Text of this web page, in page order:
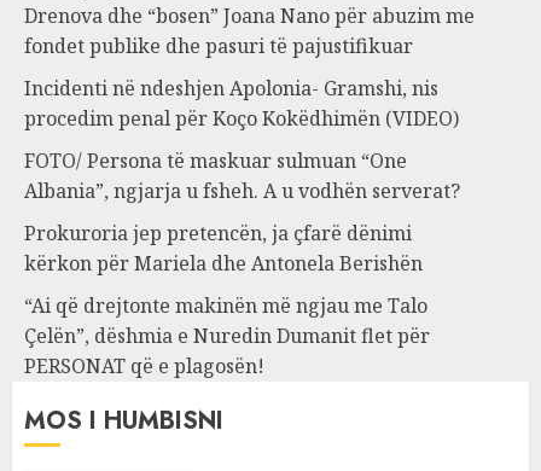
Drenova dhe “bosen” Joana Nano për abuzim me
fondet publike dhe pasuri të pajustifikuar
Incidenti në ndeshjen Apolonia- Gramshi, nis
procedim penal për Koço Kokëdhimën (VIDEO)
FOTO/ Persona të maskuar sulmuan “One
Albania”, ngjarja u fsheh. A u vodhën serverat?
Prokuroria jep pretencën, ja çfarë dënimi
kërkon për Mariela dhe Antonela Berishën
“Ai që drejtonte makinën më ngjau me Talo
Çelën”, dëshmia e Nuredin Dumanit flet për
PERSONAT që e plagosën!
MOS I HUMBISNI